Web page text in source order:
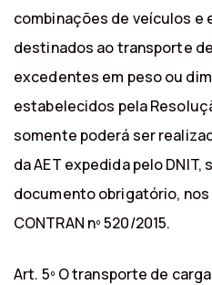
combinações de veículos e
destinados ao transporte
excedentes em peso ou
estabelecidos pela
somente poderá ser
da AET expedida pelo
documento obrigatório,
CONTRAN nº 520/2015.
Art. 5º O transporte de